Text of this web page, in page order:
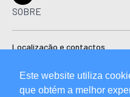
SOBRE
Localização e contactos
Ficha técnica
Este website utiliza
que obtém a melhor